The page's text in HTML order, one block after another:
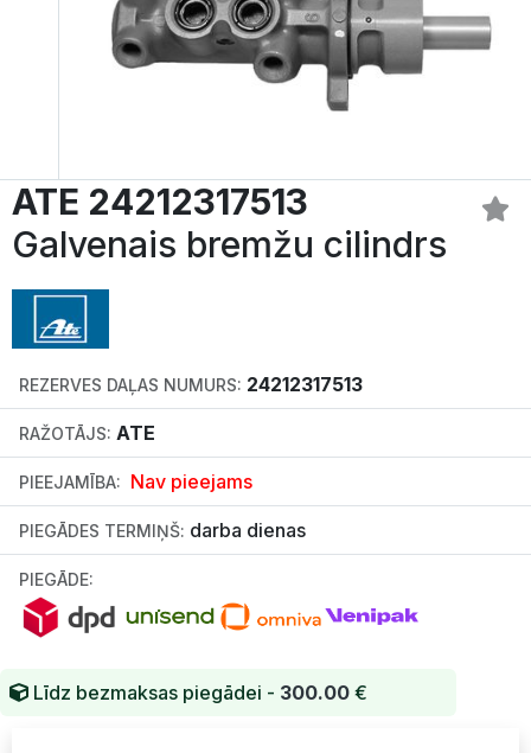
ATE 24212317513
Galvenais bremžu cilindrs
REZERVES DAĻAS NUMURS: 24212317513
RAŽOTĀJS: ATE
PIEEJAMĪBA: Nav pieejams
PIEGĀDES TERMIŅŠ: darba dienas
PIEGĀDE:
Līdz bezmaksas piegādei - 300.00 €